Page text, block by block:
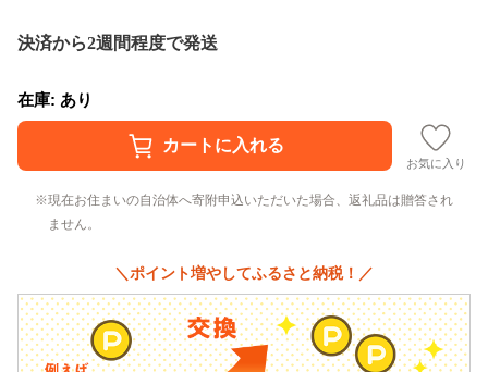
決済から2週間程度で発送
在庫: あり
お気に入り
現在お住まいの自治体へ寄附申込いただいた場合、返礼品は贈答され
ません。
＼ポイント増やしてふるさと納税！／